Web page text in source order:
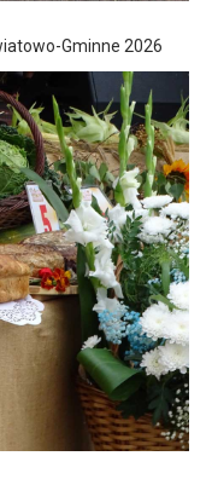
Gminne 2026